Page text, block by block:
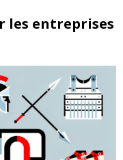
les entreprises